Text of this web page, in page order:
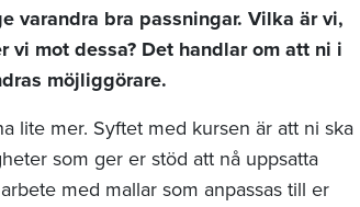
varandra bra passningar. Vilka är vi,
vi mot dessa? Det handlar om att ni i
möjliggörare.
lite mer. Syftet med kursen är att ni ska
som ger er stöd att nå uppsatta
med mallar som anpassas till er